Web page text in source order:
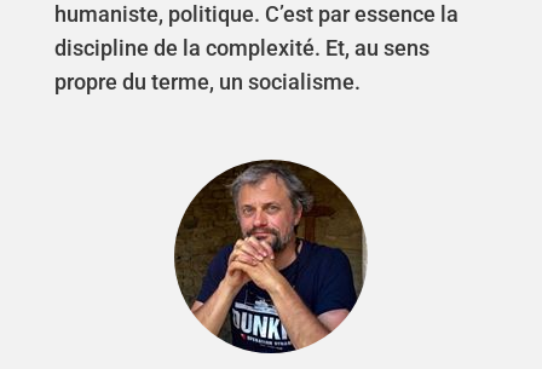
humaniste, politique. C’est par essence la
discipline de la complexité. Et, au sens
propre du terme, un socialisme.